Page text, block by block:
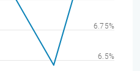
6.5%
6.75%